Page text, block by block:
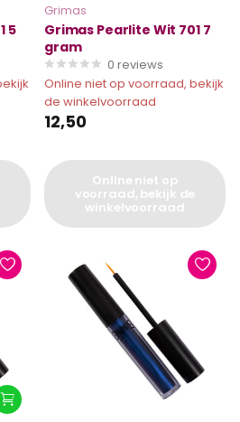
5
Grimas
Grimas Pearlite Wit 701 7
gram
0 reviews
Online niet op voorraad, bekijk
de winkelvoorraad
12,50
Online niet op
voorraad, bekijk de
winkelvoorraad